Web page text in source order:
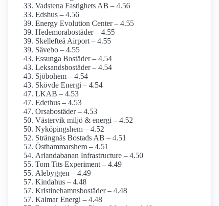
Vadstena Fastighets AB – 4.56
Edshus – 4.56
Energy Evolution Center – 4.55
Hedemorabostäder – 4.55
Skellefteå Airport – 4.55
Sävebo – 4.55
Essunga Bostäder – 4.54
Leksandsbostäder – 4.54
Sjöbohem – 4.54
Skövde Energi – 4.54
LKAB – 4.53
Edethus – 4.53
Orsabostäder – 4.53
Västervik miljö & energi – 4.52
Nyköpingshem – 4.52
Strängnäs Bostads AB – 4.51
Östhammarshem – 4.51
Arlanda­banan Infrastructure – 4.50
Tom Tits Experiment – 4.49
Alebyggen – 4.49
Kindahus – 4.48
Kristinehamnsbostäder – 4.48
Kalmar Energi – 4.48